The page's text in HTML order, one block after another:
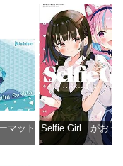
成品フィギュア PP942
マットコレクション
Selfie Girl がおう